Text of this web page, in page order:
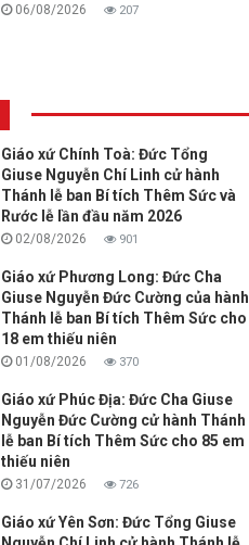
06/08/2026 207
Giáo xứ Chính Toà: Đức Tổng
Giuse Nguyễn Chí Linh cử hành
Thánh lễ ban Bí tích Thêm Sức và
Rước lễ lần đầu năm 2026
02/08/2026 901
Giáo xứ Phương Long: Đức Cha
Giuse Nguyễn Đức Cường của hành
Thánh lễ ban Bí tích Thêm Sức cho
18 em thiếu niên
01/08/2026 370
Giáo xứ Phúc Địa: Đức Cha Giuse
Nguyễn Đức Cường cử hành Thánh
lễ ban Bí tích Thêm Sức cho 85 em
thiếu niên
31/07/2026 726
Giáo xứ Yên Sơn: Đức Tổng Giuse